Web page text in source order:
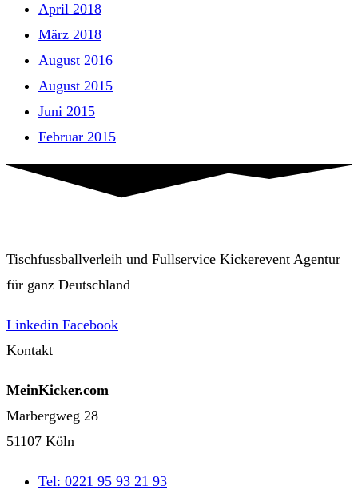
April 2018
März 2018
August 2016
August 2015
Juni 2015
Februar 2015
Tischfussballverleih und Fullservice Kickerevent Agentur
für ganz Deutschland
Linkedin Facebook
Kontakt
MeinKicker.com
Marbergweg 28
51107 Köln
Tel: 0221 95 93 21 93